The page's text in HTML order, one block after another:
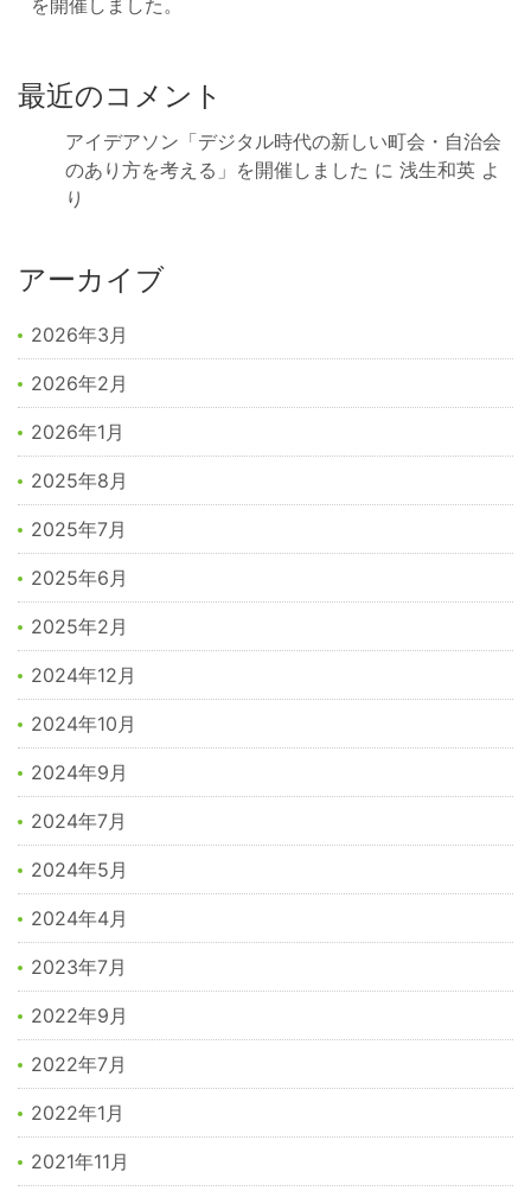
を開催しました。
最近のコメント
アイデアソン「デジタル時代の新しい町会・自治会
のあり方を考える」を開催しました に 浅生和英 よ
り
アーカイブ
2026年3月
2026年2月
2026年1月
2025年8月
2025年7月
2025年6月
2025年2月
2024年12月
2024年10月
2024年9月
2024年7月
2024年5月
2024年4月
2023年7月
2022年9月
2022年7月
2022年1月
2021年11月